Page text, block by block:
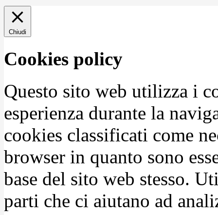
Chiudi
Cookies policy
Questo sito web utilizza i
esperienza durante la
cookies classificati come
browser in quanto sono
base del sito web stesso.
parti che ci aiutano ad